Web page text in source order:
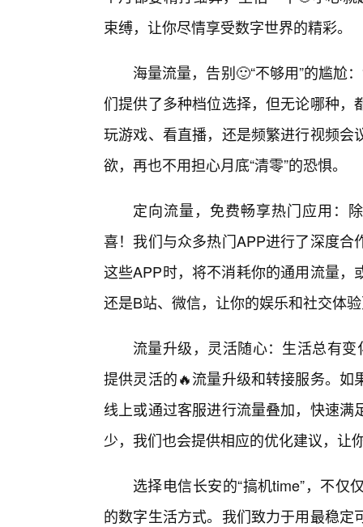
束缚，让你尽情享受数字世界的精彩。
海量流量，告别🙂“不够用”的尴尬
们提供了多种档位选择，但无论哪种
玩游戏、看直播，还是频繁进行视频
欲，再也不用担心月底“清零”的恐惧。
定向流量，免费畅享热门应用：
喜！我们与众多热门APP进行了深度
这些APP时，将不消耗你的通用流量
还是B站、微信，让你的娱乐和社交体
流量升级，灵活随心：生活总有
提供灵活的🔥流量升级和转接服务。
线上或通过客服进行流量叠加，快速
少，我们也会提供相应的优化建议，让
选择电信长安的“搞机time”，不
的数字生活方式。我们致力于用最稳